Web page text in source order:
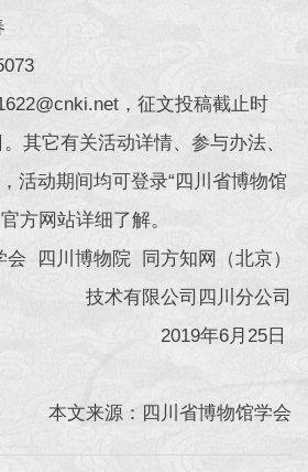
，征文投稿截止时
其它有关活动详情、参与办法、
活动期间均可登录“四川省博物馆
方网站详细了解。
会 四川博物院 同方知网（北京）
技术有限公司四川分公司
2019年6月25日
本文来源：四川省博物馆学会